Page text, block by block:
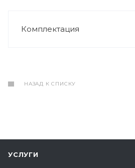
Комплектация
НАЗАД К СПИСКУ
УСЛУГИ